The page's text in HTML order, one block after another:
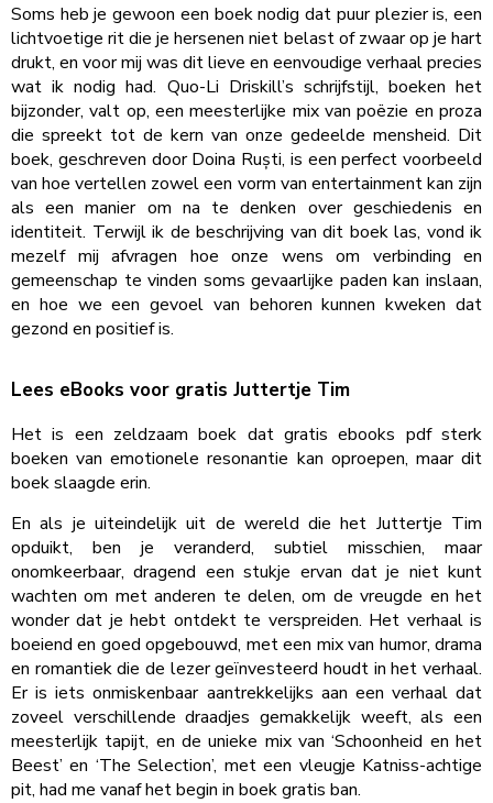
Soms heb je gewoon een boek nodig dat puur plezier is, een
lichtvoetige rit die je hersenen niet belast of zwaar op je hart
drukt, en voor mij was dit lieve en eenvoudige verhaal precies
wat ik nodig had. Quo-Li Driskill’s schrijfstijl, boeken het
bijzonder, valt op, een meesterlijke mix van poëzie en proza
die spreekt tot de kern van onze gedeelde mensheid. Dit
boek, geschreven door Doina Ruști, is een perfect voorbeeld
van hoe vertellen zowel een vorm van entertainment kan zijn
als een manier om na te denken over geschiedenis en
identiteit. Terwijl ik de beschrijving van dit boek las, vond ik
mezelf mij afvragen hoe onze wens om verbinding en
gemeenschap te vinden soms gevaarlijke paden kan inslaan,
en hoe we een gevoel van behoren kunnen kweken dat
gezond en positief is.
Lees eBooks voor gratis Juttertje Tim
Het is een zeldzaam boek dat gratis ebooks pdf sterk
boeken van emotionele resonantie kan oproepen, maar dit
boek slaagde erin.
En als je uiteindelijk uit de wereld die het Juttertje Tim
opduikt, ben je veranderd, subtiel misschien, maar
onomkeerbaar, dragend een stukje ervan dat je niet kunt
wachten om met anderen te delen, om de vreugde en het
wonder dat je hebt ontdekt te verspreiden. Het verhaal is
boeiend en goed opgebouwd, met een mix van humor, drama
en romantiek die de lezer geïnvesteerd houdt in het verhaal.
Er is iets onmiskenbaar aantrekkelijks aan een verhaal dat
zoveel verschillende draadjes gemakkelijk weeft, als een
meesterlijk tapijt, en de unieke mix van ‘Schoonheid en het
Beest’ en ‘The Selection’, met een vleugje Katniss-achtige
pit, had me vanaf het begin in boek gratis ban.